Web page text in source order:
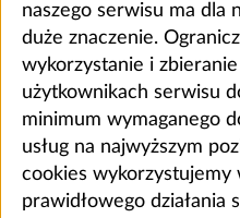
naszego serwisu ma dla
duże znaczenie.
wykorzystanie i
użytkownikach serwisu
minimum wymaganego
usług na najwyższym
cookies wykorzystujemy
prawidłowego działania